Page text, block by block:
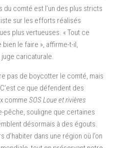
comté est l’un des plus stricts
sur les efforts réalisés
plus vertueuses. « Tout ce
bien le faire », affirme-t-il,
caricaturale.
pas de boycotter le comté, mais
ce que défendent des
comme SOS Loue et rivières
pêche, souligne que certaines
désormais à des égouts.
d’habiter dans une région où l’on